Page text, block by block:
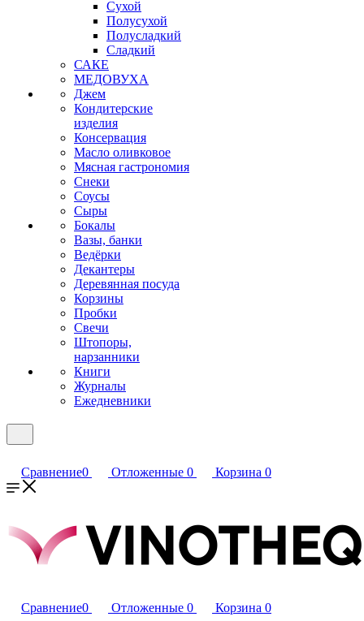
Сухой
Полусухой
Полусладкий
Сладкий
САКЕ
МЕДОВУХА
Джем
Кондитерские
изделия
Консервация
Масло оливковое
Мясная гастрономия
Снеки
Соусы
Сыры
Бокалы
Вазы, банки
Ведёрки
Декантеры
Деревянная посуда
Корзины
Пробки
Свечи
Штопоры,
нарзанники
Книги
Журналы
Ежедневники
Сравнение0 Отложенные 0 Корзина 0
Сравнение0 Отложенные 0 Корзина 0